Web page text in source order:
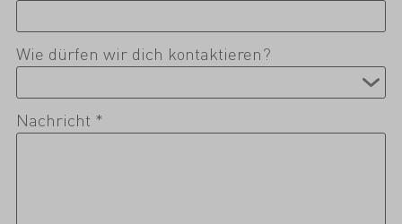
Wie dürfen wir dich kontaktieren?
Nachricht *